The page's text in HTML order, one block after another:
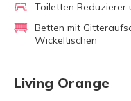
Toiletten Reduzierer
Betten mit
Wickeltischen
Living Orange